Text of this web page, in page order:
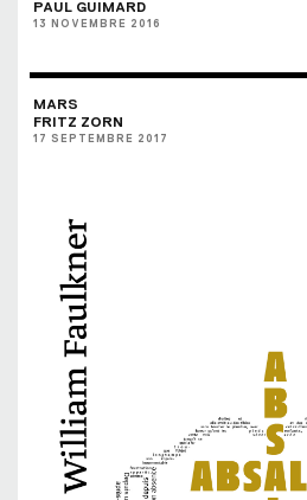
PAUL GUIMARD
13 NOVEMBRE 2016
MARS
FRITZ ZORN
17 SEPTEMBRE 2017